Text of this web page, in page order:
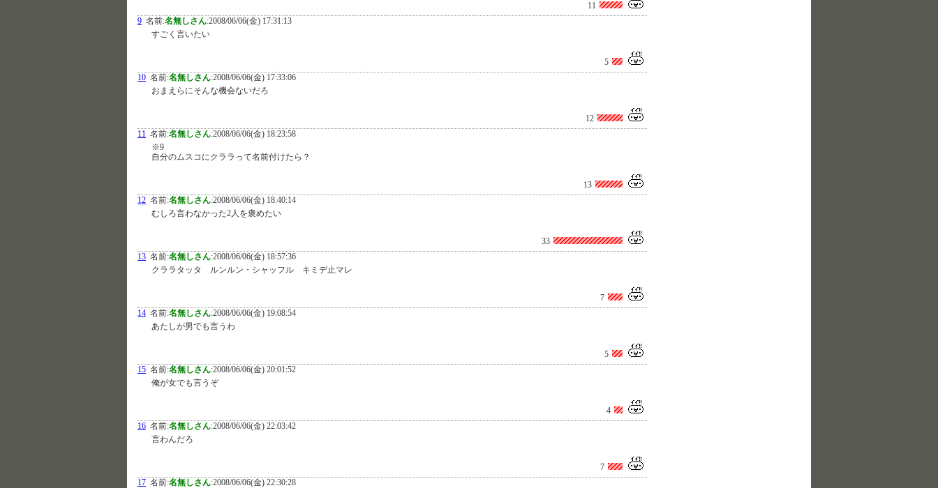
11
9 名前:名無しさん:2008/06/06(金) 17:31:13
すごく言いたい
5
10 名前:名無しさん:2008/06/06(金) 17:33:06
おまえらにそんな機会ないだろ
12
11 名前:名無しさん:2008/06/06(金) 18:23:58
※9
自分のムスコにクララって名前付けたら？
13
12 名前:名無しさん:2008/06/06(金) 18:40:14
むしろ言わなかった2人を褒めたい
33
13 名前:名無しさん:2008/06/06(金) 18:57:36
クララタッタ ルンルン・シャッフル キミデ止マレ
7
14 名前:名無しさん:2008/06/06(金) 19:08:54
あたしが男でも言うわ
5
15 名前:名無しさん:2008/06/06(金) 20:01:52
俺が女でも言うぞ
4
16 名前:名無しさん:2008/06/06(金) 22:03:42
言わんだろ
7
17 名前:名無しさん:2008/06/06(金) 22:30:28